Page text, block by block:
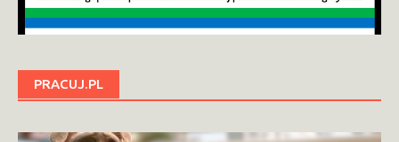
PRACUJ.PL